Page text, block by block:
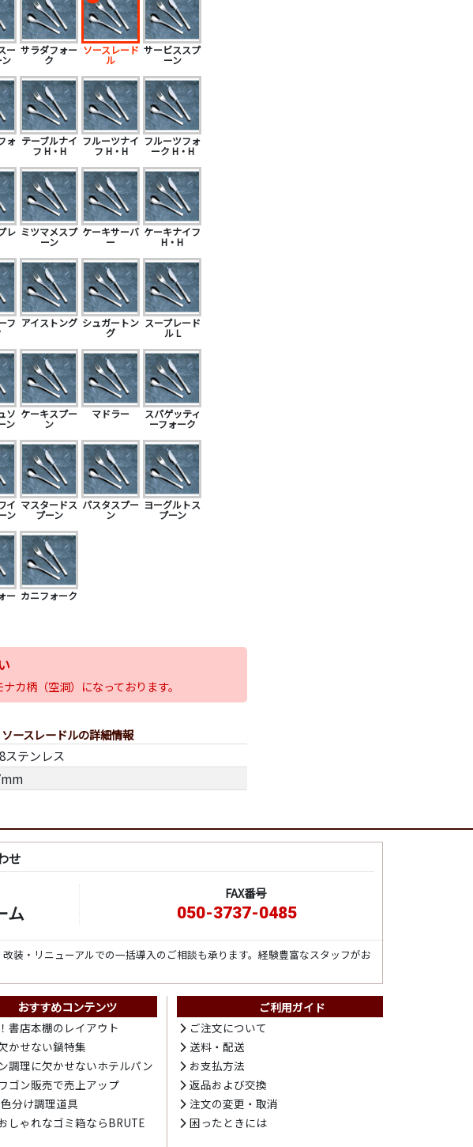
ー サラダフォー
ク
ソースレード
ル
サービススプ
ーン
ォ テーブルナイ
フ H・H
フルーツナイ
フ H・H
フルーツフォ
ーク H・H
レ ミツマメスプ
ーン
ケーキサーバ
ー
ケーキナイフ
H・H
フ アイストング シュガートン
グ
スープレード
ル L
ソ
ン
ケーキスプー
ン
マドラー スパゲッティ
ーフォーク
イ
ン
マスタードス
プーン
パスタスプー
ン
ヨーグルトス
プーン
ー カニフォーク
カ柄（空洞）になっております。
ースレードルの詳細情報
ステンレス
せ
ム
FAX番号
050-3737-0485
装・リニューアルでの一括導入のご相談も承ります。経験豊富なスタッフがお
おすすめコンテンツ
書店本棚のレイアウト
かせない鍋特集
調理に欠かせないホテルパン
ゴン販売で売上アップ
分け調理道具
しゃれなゴミ箱ならBRUTE
ご利用ガイド
ご注文について
送料・配送
お支払方法
返品および交換
注文の変更・取消
困ったときには